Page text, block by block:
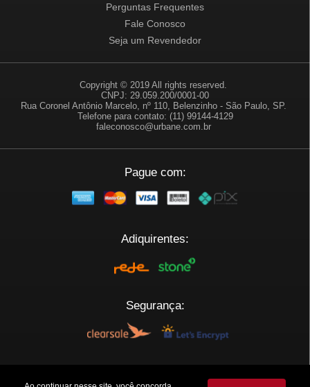
Perguntas Frequentes
Fale Conosco
Seja um Revendedor
Copyright © 2019 All rights reserved.
CNPJ: 29.059.200/0001-00
Rua Coronel Antônio Marcelo, nº 110, Belenzinho - São Paulo, SP.
Telefone para contato: (11) 99144-4129
faleconosco@urbane.com.br
Pague com:
Adiquirentes:
Segurança: